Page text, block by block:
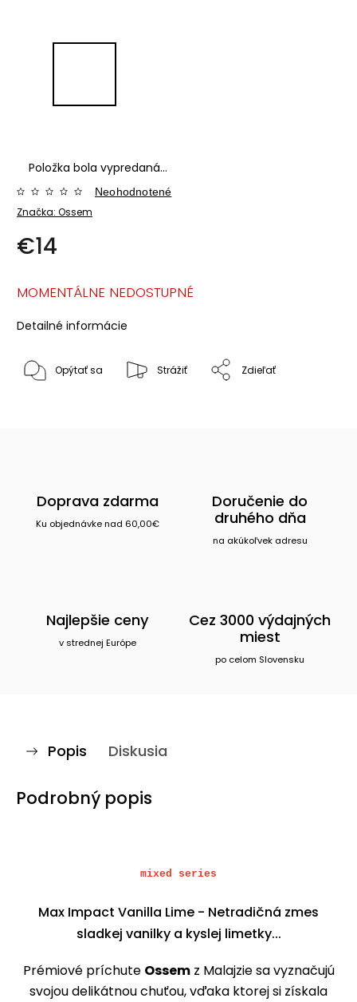
Položka bola vypredaná…
Značka: Ossem
Neohodnotené
€14
MOMENTÁLNE NEDOSTUPNÉ
Detailné informácie
Opýtať sa Strážiť Zdieľať
Doprava zdarma
Ku objednávke nad 60,00€
Doručenie do
druhého dňa
na akúkoľvek adresu
Najlepšie ceny
v strednej Európe
Cez 3000 výdajných
miest
po celom Slovensku
Popis Diskusia
Podrobný popis
mixed series
Max Impact Vanilla Lime - Netradičná zmes
sladkej vanilky a kyslej limetky...
Prémiové príchute Ossemz Malajzie sa vyznačujú
svojou delikátnou chuťou, vďaka ktorej si získala